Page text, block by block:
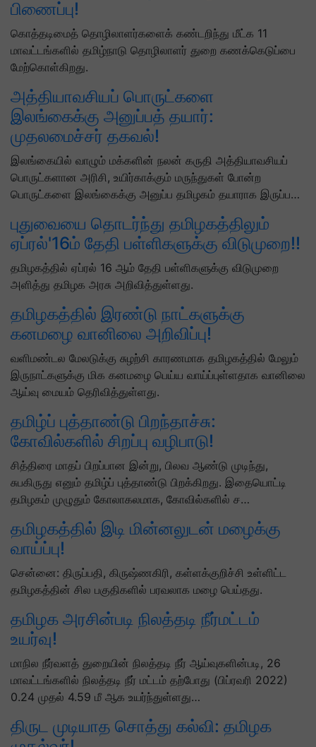
பிணைப்பு!
கொத்தடிமைத் தொழிலாளர்களைக் கண்டறிந்து மீட்க 11
மாவட்டங்களில் தமிழ்நாடு தொழிலாளர் துறை கணக்கெடுப்பை
மேற்கொள்கிறது.
அத்தியாவசியப் பொருட்களை
இலங்கைக்கு அனுப்பத் தயார்:
முதலமைச்சர் தகவல்!
இலங்கையில் வாழும் மக்களின் நலன் கருதி அத்தியாவசியப்
பொருட்களான அரிசி, உயிர்காக்கும் மருந்துகள் போன்ற
பொருட்களை இலங்கைக்கு அனுப்ப தமிழகம் தயாராக இருப்ப…
புதுவையை தொடர்ந்து தமிழகத்திலும்
ஏப்ரல்'16ம் தேதி பள்ளிகளுக்கு விடுமுறை!!
தமிழகத்தில் ஏப்ரல் 16 ஆம் தேதி பள்ளிகளுக்கு விடுமுறை
அளித்து தமிழக அரசு அறிவித்துள்ளது.
தமிழகத்தில் இரண்டு நாட்களுக்கு
கனமழை வானிலை அறிவிப்பு!
வளிமண்டல மேலடுக்கு சுழற்சி காரணமாக தமிழகத்தில் மேலும்
இருநாட்களுக்கு மிக கனமழை பெய்ய வாய்ப்புள்ளதாக வானிலை
ஆய்வு மையம் தெரிவித்துள்ளது.
தமிழ்ப் புத்தாண்டு பிறந்தாச்சு:
கோவில்களில் சிறப்பு வழிபாடு!
சித்திரை மாதப் பிறப்பான இன்று, பிலவ ஆண்டு முடிந்து,
சுபகிருது எனும் தமிழ்ப் புத்தாண்டு பிறக்கிறது. இதையொட்டி
தமிழகம் முழுதும் கோலாகலமாக, கோவில்களில் ச…
தமிழகத்தில் இடி மின்னலுடன் மழைக்கு
வாய்ப்பு!
சென்னை: திருப்பதி, கிருஷ்ணகிரி, கள்ளக்குறிச்சி உள்ளிட்ட
தமிழகத்தின் சில பகுதிகளில் பரவலாக மழை பெய்தது.
தமிழக அரசின்படி நிலத்தடி நீர்மட்டம்
உயர்வு!
மாநில நீர்வளத் துறையின் நிலத்தடி நீர் ஆய்வுகளின்படி, 26
மாவட்டங்களில் நிலத்தடி நீர் மட்டம் தற்போது (பிப்ரவரி 2022)
0.24 முதல் 4.59 மீ ஆக உயர்ந்துள்ளது…
திருட முடியாத சொத்து கல்வி: தமிழக